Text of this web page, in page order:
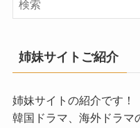
姉妹サイトご紹介
姉妹サイトの紹介です！
韓国ドラマ、海外ドラマ